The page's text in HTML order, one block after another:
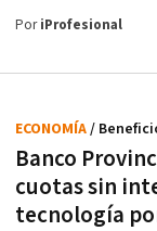
PoriProfesional
Banco
cuotas sin
tecnología
ECONOMÍA/